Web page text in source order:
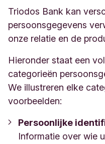
Triodos Bank kan
persoonsgegevens
onze relatie en de
Hieronder staat een
categorieën
We illustreren elke
voorbeelden:
Persoonlijke
Informatie over wie